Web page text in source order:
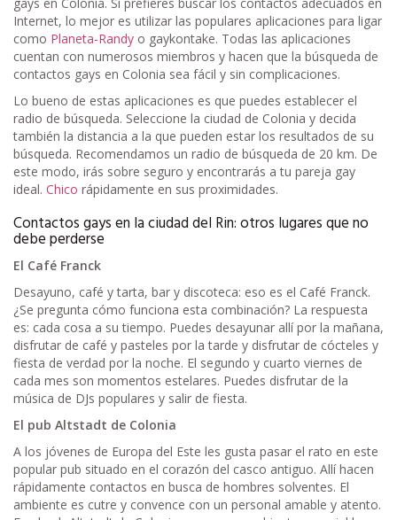
Internet, lo mejor es utilizar las populares aplicaciones para ligar
como Planeta-Randy o gaykontake. Todas las aplicaciones
cuentan con numerosos miembros y hacen que la búsqueda de
contactos gays en Colonia sea fácil y sin complicaciones.
Lo bueno de estas aplicaciones es que puedes establecer el
radio de búsqueda. Seleccione la ciudad de Colonia y decida
también la distancia a la que pueden estar los resultados de su
búsqueda. Recomendamos un radio de búsqueda de 20 km. De
este modo, irás sobre seguro y encontrarás a tu pareja gay
ideal. Chico rápidamente en sus proximidades.
Contactos gays en la ciudad del Rin: otros lugares que no
debe perderse
El Café Franck
Desayuno, café y tarta, bar y discoteca: eso es el Café Franck.
¿Se pregunta cómo funciona esta combinación? La respuesta
es: cada cosa a su tiempo. Puedes desayunar allí por la mañana,
disfrutar de café y pasteles por la tarde y disfrutar de cócteles y
fiesta de verdad por la noche. El segundo y cuarto viernes de
cada mes son momentos estelares. Puedes disfrutar de la
música de DJs populares y salir de fiesta.
El pub Altstadt de Colonia
A los jóvenes de Europa del Este les gusta pasar el rato en este
popular pub situado en el corazón del casco antiguo. Allí hacen
rápidamente contactos en busca de hombres solventes. El
ambiente es cutre y convence con un personal amable y atento.